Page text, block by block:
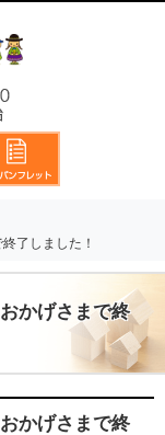
了しました！
かげさまで終
かげさまで終
請求・お問合せ
了しました！